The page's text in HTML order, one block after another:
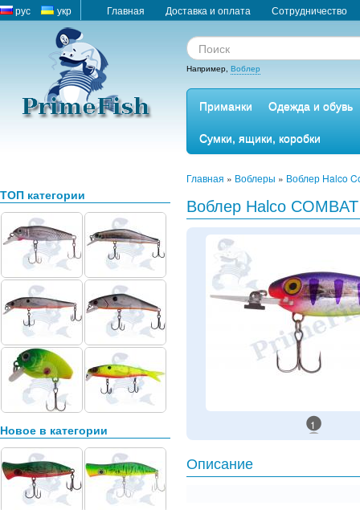
рус укр Главная Доставка и оплата Сотрудничество
Например, Воблер
Приманки
Одежда и обувь
Сумки, ящики, коробки
ТОП категории
Новое в категории
Главная » Воблеры » Воблер Halco
Воблер Halco
1
Описание